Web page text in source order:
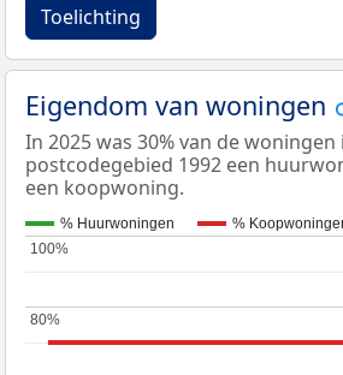
Toelichting
Eigendom van woningen
In 2025 was 30% van de woningen
postcodegebied 1992 een
een koopwoning.
% Huurwoningen %
80%
80%
100%
100%